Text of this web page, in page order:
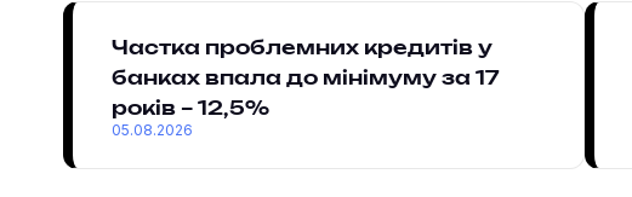
Частка проблемних кредитів у
банках впала до мінімуму за 17
років – 12,5%
05.08.2026